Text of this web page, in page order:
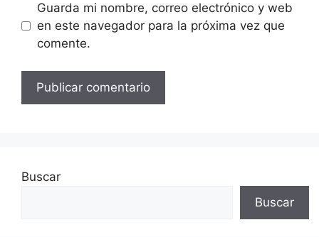
Guarda mi nombre, correo electrónico y web
en este navegador para la próxima vez que
comente.
Buscar
Buscar